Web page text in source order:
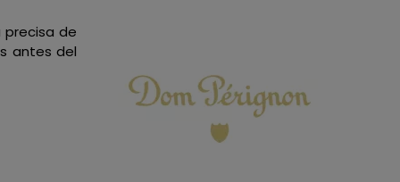
precisa de
antes del